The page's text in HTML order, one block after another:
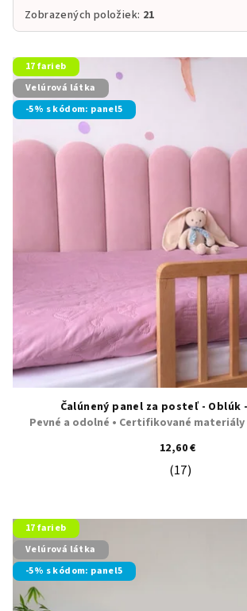
Zobrazených položiek: 21
V
ý
p
s
u
t
v
17 farieb
Velúrová látka
-5% s kódom: panel5
Čalúnený panel za posteľ - Oblúk -
Pevné a odolné • Certifikované materiály
12,60 €
Priemerné
(17)
17 farieb
Velúrová látka
-5% s kódom: panel5